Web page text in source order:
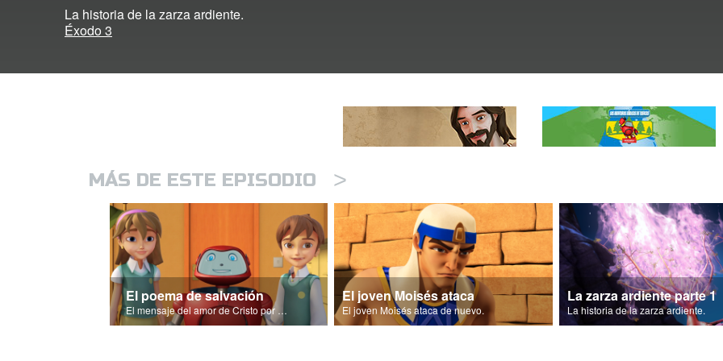
La historia de la zarza ardiente.
Éxodo 3
MÁS DE ESTE EPISODIO >
El poema de salvación
El mensaje del amor de Cristo por nosotros en '¡Deja ir a mi pueblo!'.
El joven Moisés ataca
El joven Moisés ataca de nuevo.
La zarza ardiente parte 1
La historia de la zarza ardiente.